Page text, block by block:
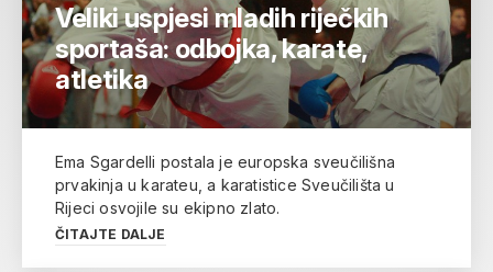
Veliki uspjesi mladih riječkih
sportaša: odbojka, karate,
atletika
Ema Sgardelli postala je europska sveučilišna
prvakinja u karateu, a karatistice Sveučilišta u
Rijeci osvojile su ekipno zlato.
ČITAJTE DALJE